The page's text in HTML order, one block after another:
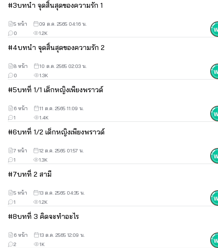
อดีตเธอเคยทำร้ายคนที่รักสุดหัวใจ ไม่ผิดเลยหากปัจจุบันเขาจะ
เพียงหนึ่งยอมก้มหน้ากล้ำกลืนชดเชยให้กับภาสวีร์ ยอมเป็นนาง
ของคนอื่น
หากวันหนึ่งการชดใช้ของเธอก็สิ้นสุดลงเมื่อเขาประกาศหมั้นกับ
แฟนสาว ไม่มีเยื่อใยใดๆ ให้ต้องห่วงหาอาลัยอีก
เพียงหนึ่งเดินหันหลังจากมาพร้อมกับความลับสำคัญที่เธอไม่คิดจะ
ปริปากพูด
#3บทนำ จุดสิ้นสุดของความรัก 1
1.2K
0
5 หน้า 09 ต.ค. 2565 04:16 น.
#4บทนำ จุดสิ้นสุดของความรัก 2
1.3K
0
8 หน้า 10 ต.ค. 2565 02:03 น.
#5บทที่ 1/1 เด็กหญิงเพียงพราวด์
1.4K
1
6 หน้า 11 ต.ค. 2565 11:09 น.
#6บทที่ 1/2 เด็กหญิงเพียงพราวด์
1.3K
1
7 หน้า 12 ต.ค. 2565 01:57 น.
#7บทที่ 2 สามี
1.2K
1
5 หน้า 13 ต.ค. 2565 04:35 น.
#8บทที่ 3 คิดจะทำอะไร
1K
2
6 หน้า 13 ต.ค. 2565 12:09 น.